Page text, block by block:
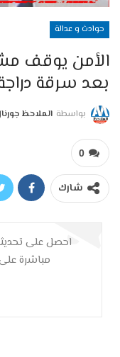
حوادث و عدالة
الأمن يوقف
بعد سرقة
بواسطة الملاحظ
0
شارك
احصل على
مباشرة